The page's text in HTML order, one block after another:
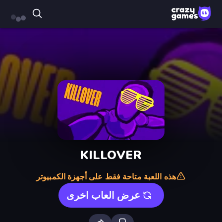
KILLOVER
هذه اللعبة متاحة فقط على أجهزة الكمبيوتر
عرض العاب اخرى